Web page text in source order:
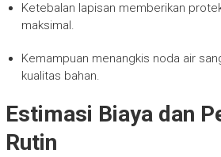
Ketebalan lapisan memberikan
maksimal.
Kemampuan menangkis noda air
kualitas bahan.
Estimasi Biaya dan
Rutin